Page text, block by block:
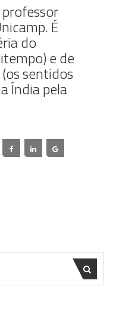
É
do
e de
sentidos
Índia pela